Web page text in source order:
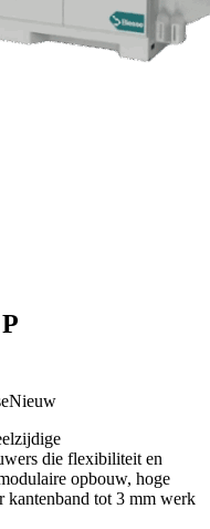
Nieuw
die flexibiliteit en
opbouw, hoge
kantenband tot 3 mm werk